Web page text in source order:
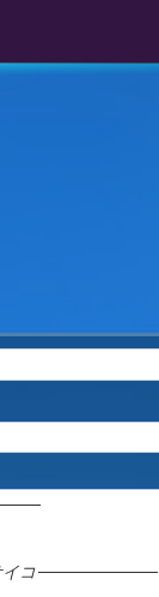
イコ ──────────